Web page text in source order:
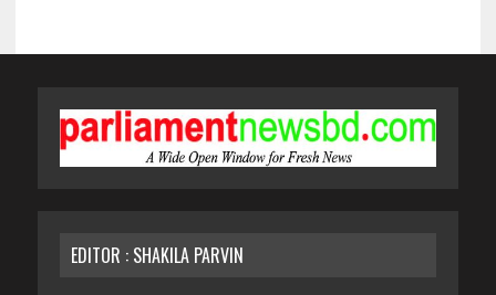
EDITOR : SHAKILA PARVIN